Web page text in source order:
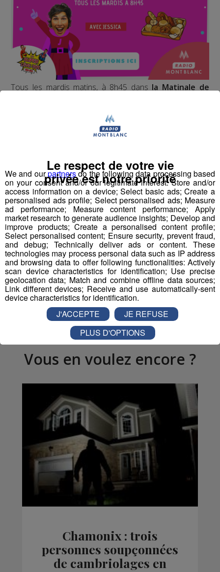
Tous les mardis matins, à 8h45 dans la Matinale de
Croissants, pains au chocolat et bonne humeur, les
Qui sait, vous serez peut-être le prochain à ouvrir vos
portes à Jessica ?
Inscrivez-vous ici
Partager sur Facebook
Partager sur Twitter
Vous en voulez encore ?
Chamonix : trois
personnes soupçonnées
de cambriolages en
We and ourpartnersdo the following data processing based
on your consent and/or our legitimate interest: Store and/or
access information on a device; Select basic ads; Create a
personalised ads profile; Select personalised ads; Measure
ad performance; Measure content performance; Apply
market research to generate audience insights; Develop and
improve products; Create a personalised content profile;
Select personalised content; Ensure security, prevent fraud,
and debug; Technically deliver ads or content. These
technologies may process personal data such as IP address
and browsing data to offer following functionalities: Actively
scan device characteristics for identification; Use precise
geolocation data; Match and combine offline data sources;
Link different devices; Receive and use automatically-sent
device characteristics for identification.
Le respect de votre vie
privée est notre priorité
J'ACCEPTE
JE REFUSE
PLUS D'OPTIONS